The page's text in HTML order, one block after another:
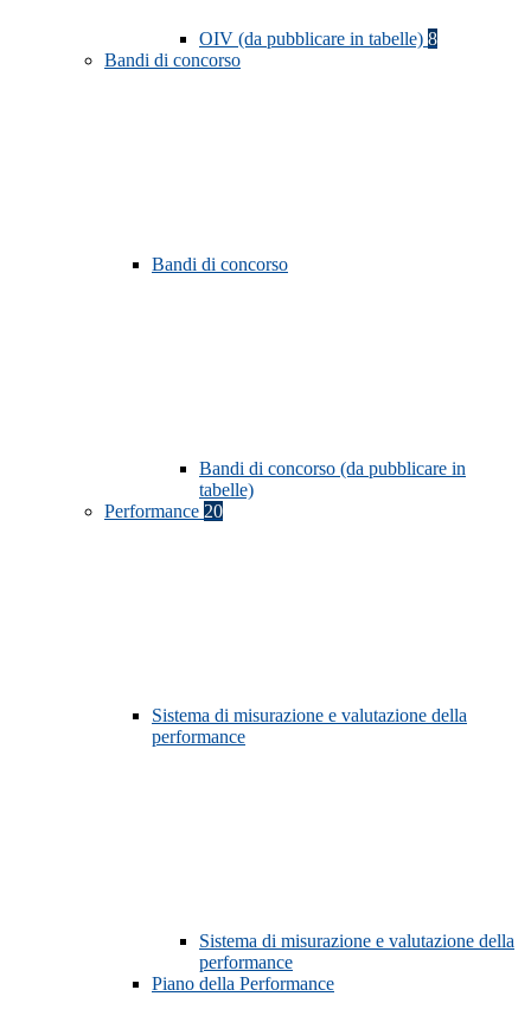
OIV (da pubblicare in tabelle) 8
Bandi di concorso
Bandi di concorso
Bandi di concorso (da pubblicare in
tabelle)
Performance 20
Sistema di misurazione e valutazione della
performance
Sistema di misurazione e valutazione della
performance
Piano della Performance